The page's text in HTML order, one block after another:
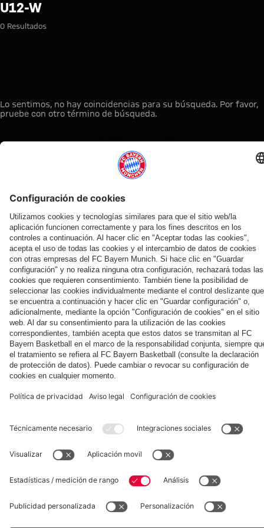
Búsqueda: u12-w
U12-W
0 Resultados
Lo sentimos, no hay coincidencias para su búsqueda. Por favor,
pruebe con otro término de búsqueda.
A la página principal
ESTO LE PUEDE INTERESAR
TIENDA
ONLINE
¡Disponible
la nueva
primera
equipación
para la
2025/26!
OFERTA
VENTILADOR
FC Bayern
Múnich
Tarjetas de
autógrafos
AFICIÓN
Clubs
de fans
MYFCBAYERN
Descubre tu
espacio
personal para
fans
Colaborador
Museum Prensa Baloncesto
Aviso legal
Política de privacidad Condiciones de uso
Accesibilidad
Sistema de denuncia
Contacto Ajustes de cookies